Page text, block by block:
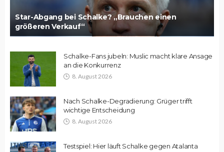
Star-Abgang bei Schalke? „Brauchen einen
größeren Verkauf“
Schalke-Fans jubeln: Muslic macht klare Ansage
an die Konkurrenz
8. August 2026
Nach Schalke-Degradierung: Grüger trifft
wichtige Entscheidung
8. August 2026
Testspiel: Hier läuft Schalke gegen Atalanta